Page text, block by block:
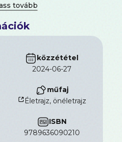
a családjában a
így aztán gyermekkorában
különc anyja és távol
bohém
Élt Párizsban, Angliában,
ben is, és
bizonytalanság vette
rá, hogy nincs más hátra,
a rendetlenségben,
végül fiatal nőként
persze nem ment
kellett meghoznia,
közzététel
2024-06-27
műfaj
Életrajz, önéletrajz
ISBN
9789636090210